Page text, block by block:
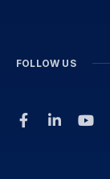
FOLLOW US